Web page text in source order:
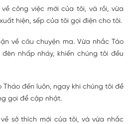
công việc mới của tôi, và rồi, vừa
hiện, sếp của tôi gọi điện cho tôi.
về câu chuyện ma. Vừa nhắc Tào
đèn nhấp nháy, khiến chúng tôi đều
Tháo đến luôn, ngay khi chúng tôi đề
gọi để cập nhật.
sở thích mới của tôi, và vừa nhắc